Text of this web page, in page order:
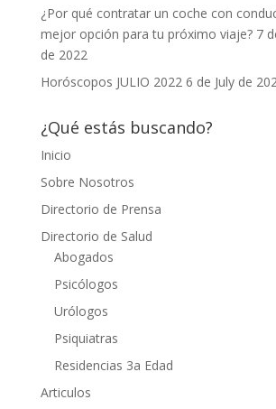
¿Por qué contratar un coche con
mejor opción para tu próximo viaje? 7
de 2022
Horóscopos JULIO 2022 6 de July de
¿Qué estás buscando?
Inicio
Sobre Nosotros
Directorio de Prensa
Directorio de Salud
Abogados
Psicólogos
Urólogos
Psiquiatras
Residencias 3a Edad
Articulos